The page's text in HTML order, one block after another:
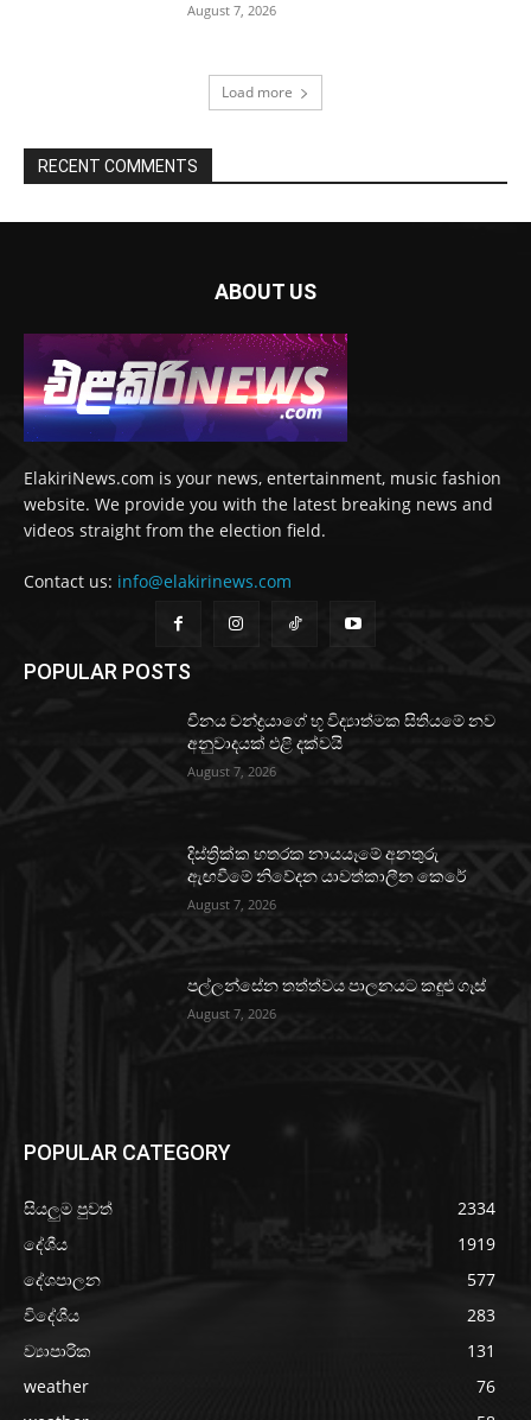
August 7, 2026
Load more
RECENT COMMENTS
ABOUT US
ElakiriNews.com is your news, entertainment, music fashion
website. We provide you with the latest breaking news and
videos straight from the election field.
Contact us: info@elakirinews.com
POPULAR POSTS
චීනය චන්ද්‍රයාගේ භූ විද්‍යාත්මක සිතියමේ නව
අනුවාදයක් එළි දක්වයි
August 7, 2026
දිස්ත්‍රික්ක හතරක නායයෑමේ අනතුරු
ඇඟවීමේ නිවේදන යාවත්කාලීන කෙරේ
August 7, 2026
පල්ලන්සේන තත්ත්වය පාලනයට කඳුළු ගෑස්
August 7, 2026
POPULAR CATEGORY
සියලුම පුවත්
2334
දේශීය
1919
දේශපාලන
577
විදේශීය
283
ව්‍යාපාරික
131
weather
76